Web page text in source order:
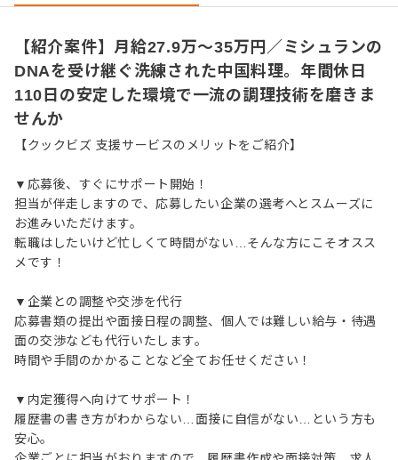
【紹介案件】月給27.9万～35万円／ミシュランの
DNAを受け継ぐ洗練された中国料理。年間休日
110日の安定した環境で一流の調理技術を磨きま
せんか
【クックビズ 支援サービスのメリットをご紹介】
▼応募後、すぐにサポート開始！
担当が伴走しますので、応募したい企業の選考へとスムーズに
お進みいただけます。
転職はしたいけど忙しくて時間がない…そんな方にこそオスス
メです！
▼企業との調整や交渉を代行
応募書類の提出や面接日程の調整、個人では難しい給与・待遇
面の交渉なども代行いたします。
時間や手間のかかることなど全てお任せください！
▼内定獲得へ向けてサポート！
履歴書の書き方がわからない…面接に自信がない…という方も
安心。